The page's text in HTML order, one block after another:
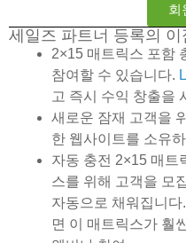
회
세일즈 파트너 등록의 이
2×15 매트릭스 포함
참여할 수 있습니다.
고 즉시 수익 창출을
새로운 잠재 고객을
한 웹사이트를 소유
자동 충전 2×15 매트
스를 위해 고객을 모
자동으로 채워집니
면 이 매트릭스가 훨